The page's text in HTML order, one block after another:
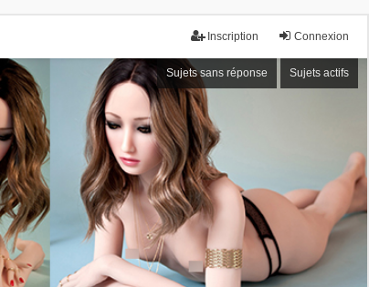
Connexion
Inscription
Sujets sans réponse Sujets actifs